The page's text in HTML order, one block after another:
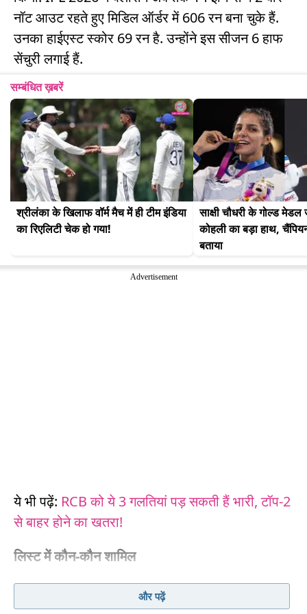
नॉट आउट रहते हुए मिडिल ऑर्डर में 606 रन बना चुके हैं.
उनका हाईएस्ट स्कोर 69 रन है. उन्होंने इस सीजन 6 हाफ
सेंचुरी लगाई हैं.
सम्बंधित ख़बरें
श्रीलंका के खिलाफ वॉर्म मैच में ही टीम इंडिया
का रिएलिटी चेक हो गया!
साक्षी चौधरी के गोल्ड मेडल
कोहली का बड़ा हाथ,
बताया
Advertisement
ये भी पढ़ें: RCB को ये 3 गलतियां पड़ सकती हैं भारी, टॉप-2
से बाहर होने का खतरा!
लिस्ट में कौन-कौन शामिल
इससे पहले, ऋषभ पंत के नाम IPL के एक सीजन में मिडिल
और पढ़ें